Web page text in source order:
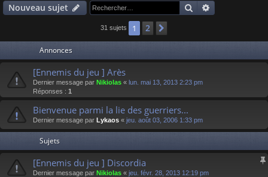
e
Nouveau sujet Rechercher
31 sujets 1 2
Annonces
[Ennemis du jeu ] Arès
Dernier message par Nikiolas « lun. mai 13, 2013 2:23 pm
Réponses : 1
Bienvenue parmi la lie des guerriers...
Dernier message par Lykaos « jeu. août 03, 2006 1:33 pm
Sujets
[Ennemis du jeu ] Discordia
Dernier message par Nikiolas « jeu. févr. 28, 2013 12:19 pm